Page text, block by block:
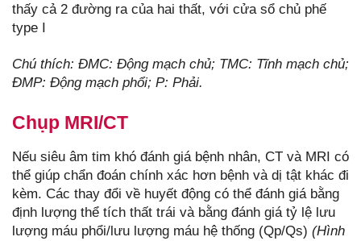
thấy cả 2 đường ra của hai thất, với cửa sổ chủ phế
type I
Chú thích: ĐMC: Động mạch chủ; TMC: Tĩnh mạch chủ;
ĐMP: Động mạch phổi; P: Phải.
Chụp MRI/CT
Nếu siêu âm tim khó đánh giá bệnh nhân, CT và MRI có
thể giúp chẩn đoán chính xác hơn bệnh và dị tật khác đi
kèm. Các thay đổi về huyết động có thể đánh giá bằng
định lượng thể tích thất trái và bằng đánh giá tỷ lệ lưu
lượng máu phổi/lưu lượng máu hệ thống (Qp/Qs) (Hình